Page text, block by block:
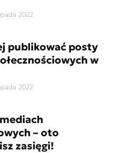
2022
publikować posty
w
2022
– oto
zasięgi!